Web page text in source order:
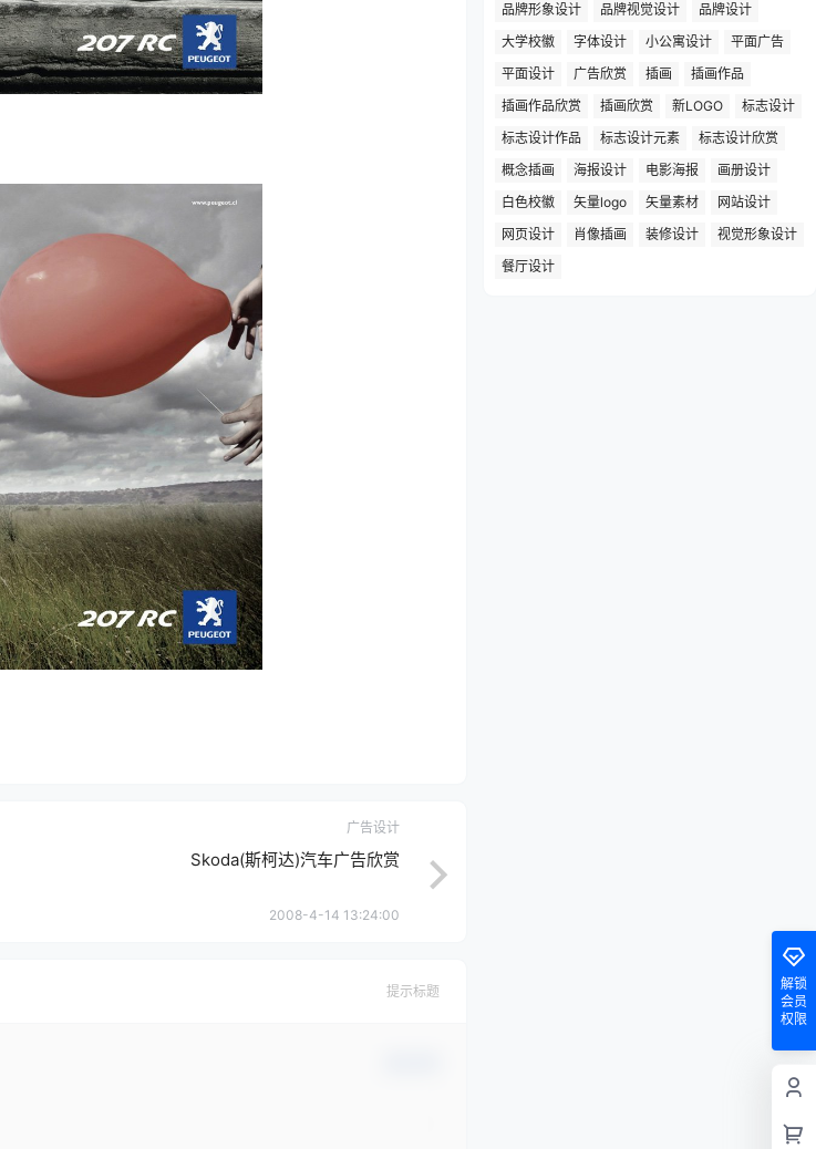
广告设计
Skoda(斯柯达)汽车广告欣赏
2008-4-14 13:24:00
提示标题
品牌形象设计
品牌视觉设计
品牌设计
大学校徽
字体设计 小公寓设计
平面广告
平面设计
广告欣赏 插画
插画作品
插画作品欣赏
插画欣赏 新LOGO
标志设计
标志设计作品
标志设计元素
标志设计欣赏
概念插画
海报设计 电影海报
画册设计
白色校徽
矢量logo 矢量素材
网站设计
网页设计
肖像插画 装修设计
视觉形象设计
餐厅设计
解锁
会员
权限